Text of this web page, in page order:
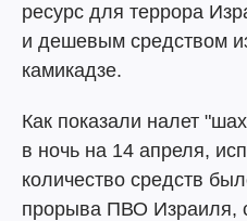
ресурс для террора
и дешевым средством
камикадзе.
Как показали налет
в ночь на 14 апреля,
количество средств
прорыва ПВО Израиля,